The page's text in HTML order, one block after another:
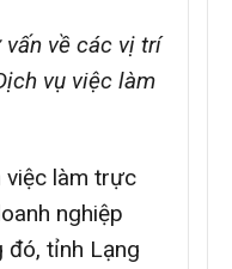
về các vị trí
vụ việc làm
việc làm trực
nghiệp
đó, tỉnh Lạng